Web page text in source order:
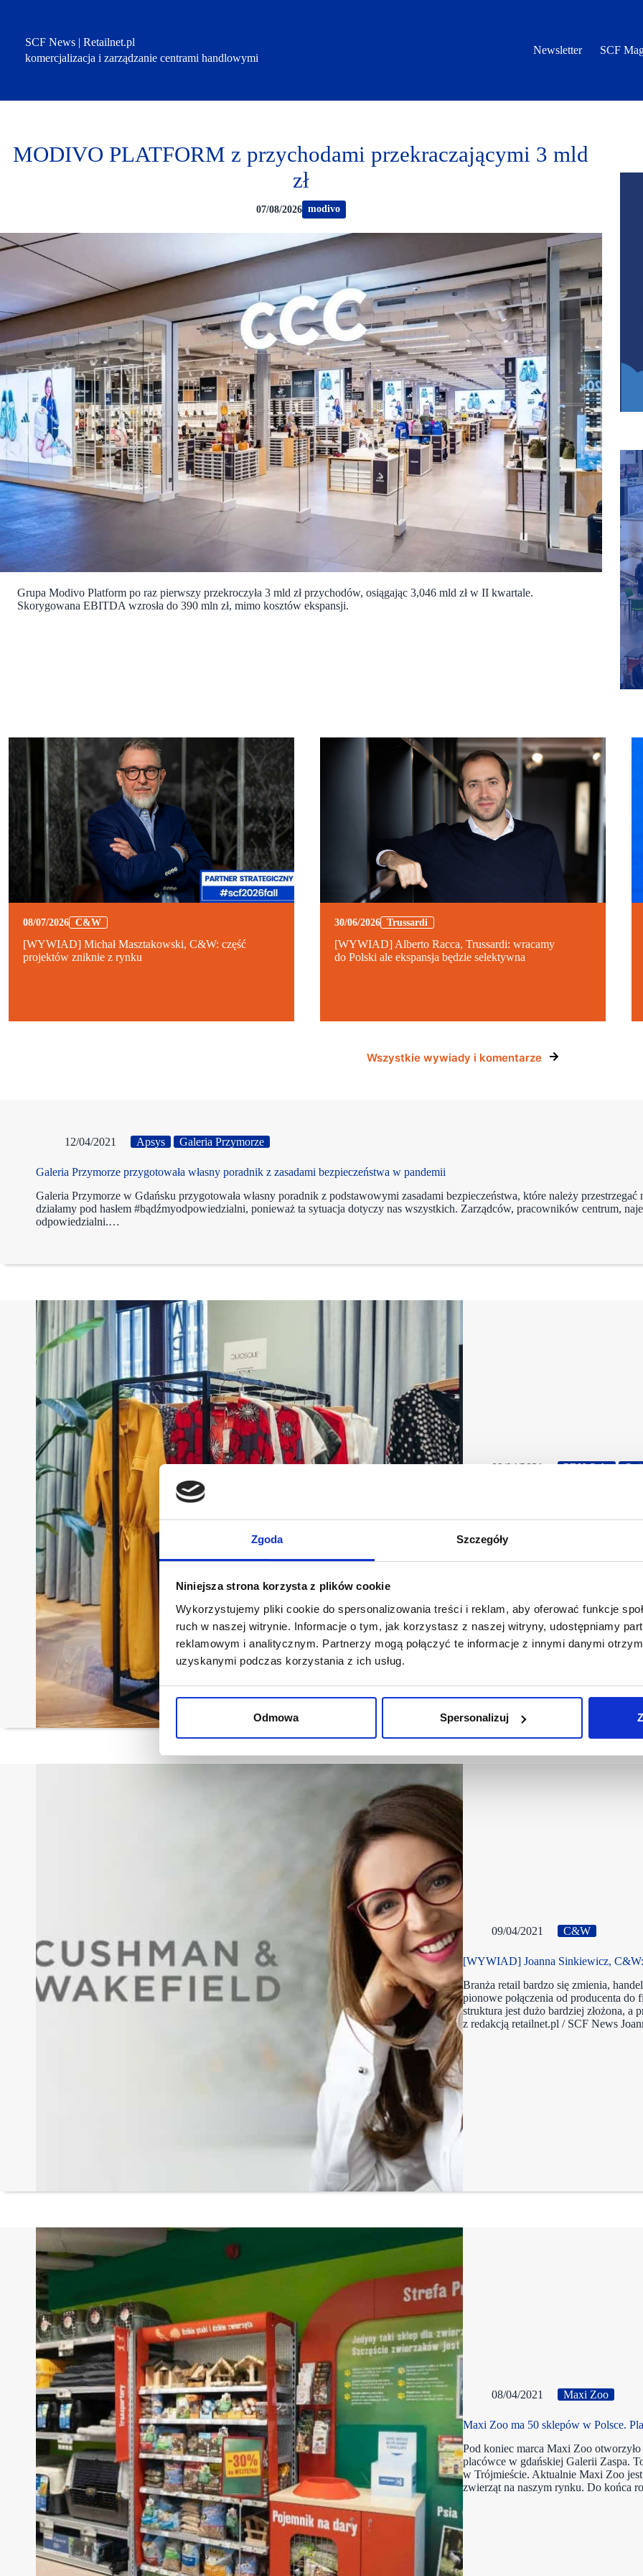
Zgoda Szczegóły
Niniejsza strona korzysta z plików cookie
Wykorzystujemy pliki cookie do spersonalizowania treści i reklam, aby oferować funkcje
ruch w naszej witrynie. Informacje o tym, jak korzystasz z naszej witryny, udostępniamy
reklamowym i analitycznym. Partnerzy mogą połączyć te informacje z innymi danymi
uzyskanymi podczas korzystania z ich usług.
Odmowa Spersonalizuj
SCF News | Retailnet.pl
komercjalizacja i zarządzanie centrami handlowymi
Newsletter SCF
MODIVO PLATFORM z przychodami przekraczającymi 3 mld
zł
07/08/2026 modivo
Grupa Modivo Platform po raz pierwszy przekroczyła 3 mld zł przychodów, osiągając 3,046 mld zł w II kwartale.
Skorygowana EBITDA wzrosła do 390 mln zł, mimo kosztów ekspansji.
08/07/2026 C&W
[WYWIAD] Michał Masztakowski, C&W: część
projektów zniknie z rynku
30/06/2026 Trussardi
[WYWIAD] Alberto Racca, Trussardi: wracamy
do Polski ale ekspansja będzie selektywna
Wszystkie wywiady i komentarze
12/04/2021 Apsys Galeria Przymorze
Galeria Przymorze przygotowała własny poradnik z zasadami bezpieczeństwa w pandemii
Galeria Przymorze w Gdańsku przygotowała własny poradnik z podstawowymi zasadami bezpieczeństwa, które należy
działamy pod hasłem #bądźmyodpowiedzialni, ponieważ ta sytuacja dotyczy nas wszystkich. Zarządców, pracowników centrum,
odpowiedzialni.…
09/04/2021 PBH S.A.
Marka Quiosque dywersyfikuje
Właściciel marki odzieżowej
Tym razem sprzedaż kolekcji
projektu uruchomiono showroomy,
Focus. – Rok temu, podczas
09/04/2021 C&W
[WYWIAD] Joanna Sinkiewicz, C&W:
Branża retail bardzo się zmienia,
pionowe połączenia od producenta
struktura jest dużo bardziej złożona,
z redakcją retailnet.pl / SCF News
08/04/2021 Maxi Zoo
Maxi Zoo ma 50 sklepów w Polsce.
Pod koniec marca Maxi Zoo
placówce w gdańskiej Galerii Zaspa.
w Trójmieście. Aktualnie Maxi Zoo
zwierząt na naszym rynku. Do końca